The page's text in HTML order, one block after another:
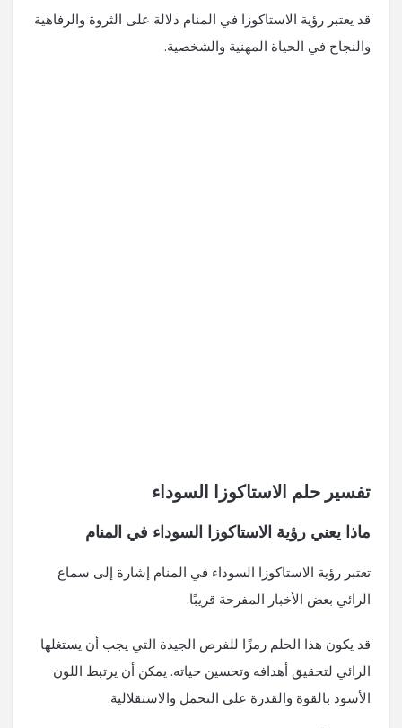
قد يعتبر رؤية الاستاكوزا في المنام دلالة على الثروة والرفاهية
والنجاح في الحياة المهنية والشخصية.
تفسير حلم الاستاكوزا السوداء
ماذا يعني رؤية الاستاكوزا السوداء في المنام
تعتبر رؤية الاستاكوزا السوداء في المنام إشارة إلى سماع
الرائي بعض الأخبار المفرحة قريبًا.
قد يكون هذا الحلم رمزًا للفرص الجيدة التي يجب أن يستغلها
الرائي لتحقيق أهدافه وتحسين حياته. يمكن أن يرتبط اللون
الأسود بالقوة والقدرة على التحمل والاستقلالية.